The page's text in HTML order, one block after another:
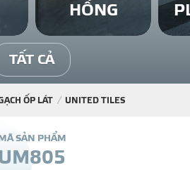
NGÓI LỢP
HỒNG
TẤT CẢ
ỐP LÁT UNITED TILES
Ã SẢN PHẨM
UM805